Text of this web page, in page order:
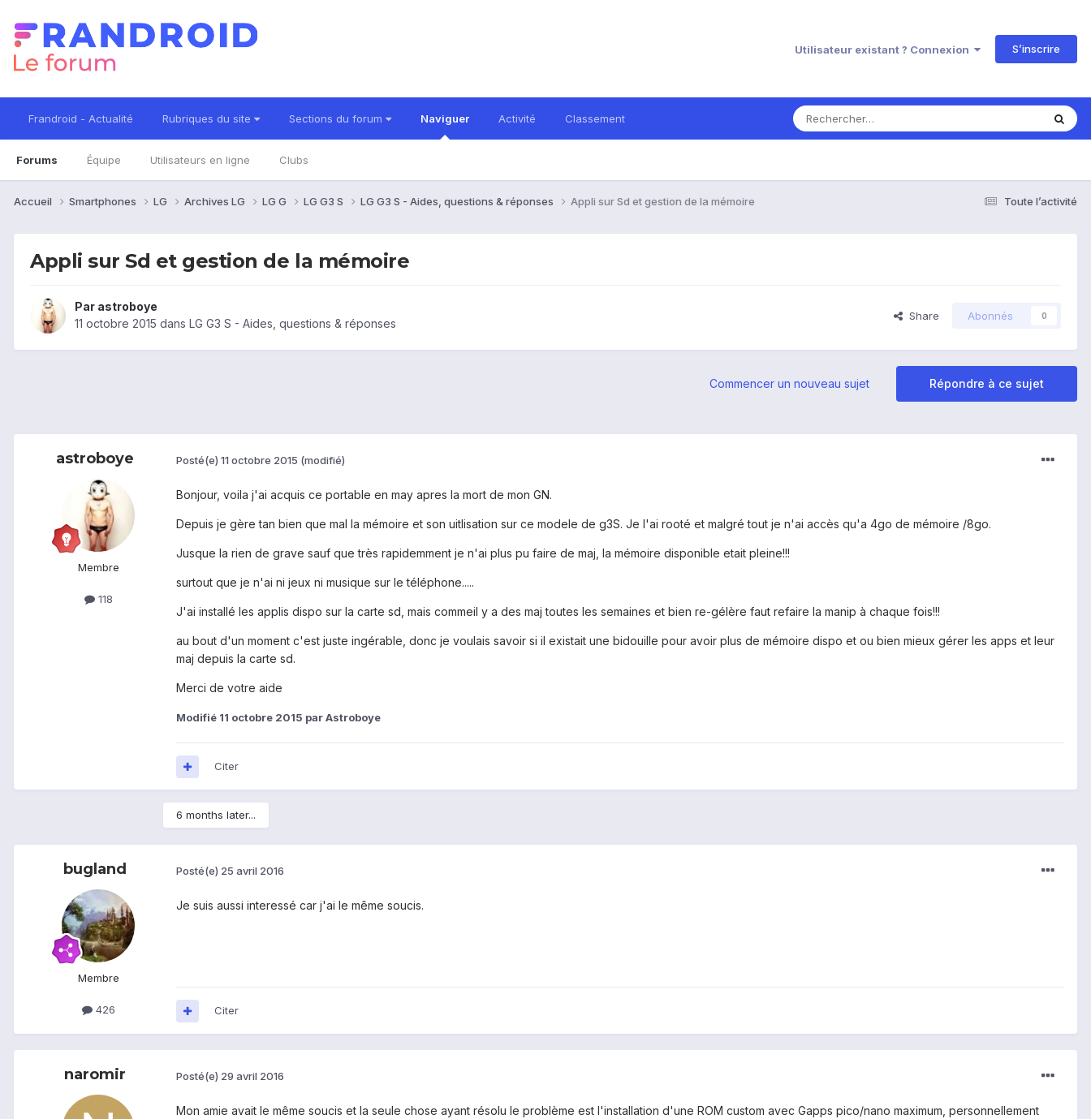
Utilisateur existant ? Connexion S’inscrire
Frandroid - Actualité Rubriques du site Sections du forum Naviguer
Forums Équipe Utilisateurs en ligne Clubs
Activité Classement
Toute l’activité
Accueil Smartphones LG Archives LG LG G LG G3 S LG G3 S - Aides, questions & réponses Appli sur Sd et gestion de la mémoire
Appli sur Sd et gestion de la mémoire
Par astroboye
11 octobre 2015 dans LG G3 S - Aides, questions & réponses
Share Abonnés 0
Répondre à ce sujet
Commencer un nouveau sujet
astroboye
Membre
118
Posté(e) 11 octobre 2015 (modifié)
Bonjour, voila j'ai acquis ce portable en may apres la mort de mon GN.
Depuis je gère tan bien que mal la mémoire et son uitlisation sur ce modele de g3S. Je l'ai rooté et malgré tout je n'ai accès qu'a 4go de mémoire /8go.
Jusque la rien de grave sauf que très rapidemment je n'ai plus pu faire de maj, la mémoire disponible etait pleine!!!
surtout que je n'ai ni jeux ni musique sur le téléphone.....
J'ai installé les applis dispo sur la carte sd, mais commeil y a des maj toutes les semaines et bien re-gélère faut refaire la manip à chaque fois!!!
au bout d'un moment c'est juste ingérable, donc je voulais savoir si il existait une bidouille pour avoir plus de mémoire dispo et ou bien mieux gérer les apps et leur
maj depuis la carte sd.
Merci de votre aide
Modifié 11 octobre 2015 par Astroboye
Citer
6 months later...
bugland
Membre
426
Posté(e) 25 avril 2016
Je suis aussi interessé car j'ai le même soucis.
Citer
naromir Posté(e) 29 avril 2016
Mon amie avait le même soucis et la seule chose ayant résolu le problème est l'installation d'une ROM custom avec Gapps pico/nano maximum, personnellement